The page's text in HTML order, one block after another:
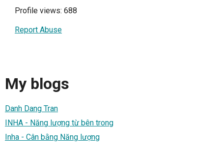
Profile views: 688
Report Abuse
My blogs
Danh Dang Tran
INHA - Năng lượng từ bên trong
Inha - Cân bằng Năng lượng